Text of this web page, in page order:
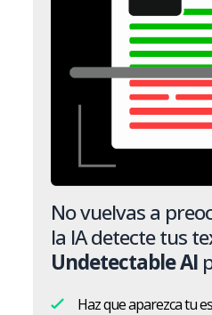
No vuelvas a
la IA detecte tus
Undetectable AI
Haz que aparezca tu